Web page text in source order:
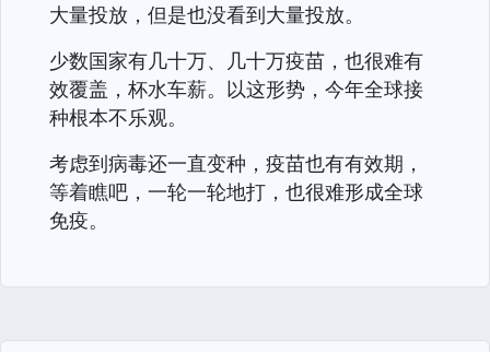
大量投放，但是也没看到大量投放。
少数国家有几十万、几十万疫苗，也很难有
效覆盖，杯水车薪。以这形势，今年全球接
种根本不乐观。
考虑到病毒还一直变种，疫苗也有有效期，
等着瞧吧，一轮一轮地打，也很难形成全球
免疫。